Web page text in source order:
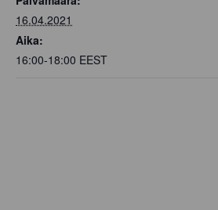
16.04.2021
Aika:
16:00-18:00 EEST